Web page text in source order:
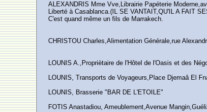
ALEXANDRIS Mme Vve,Librairie Papéterie
Liberté à Casablanca.(IL SE VANTAIT,QU'IL A FAIT
C'est quand même un fils de Marrakech.
CHRISTOU Charles,Alimentation Générale,rue
LOUNIS A.,Propriètaire de l'Hôtel de l'Oasis et des
LOUNIS, Transports de Voyageurs,Place Djemaâ El
LOUNIS, Brasserie "BAR DE L'ETOILE"
FOTIS Anastadiou, Ameublement,Avenue